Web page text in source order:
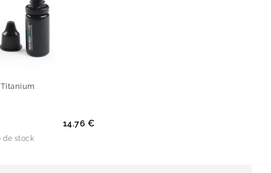
14.76 €
de stock